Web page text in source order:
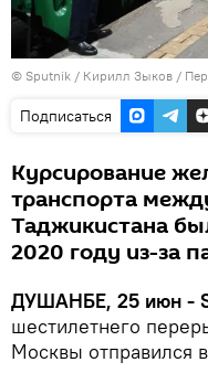
© Sputnik / Кирилл Зыков /
Подписаться
Курсирование
транспорта
Таджикистана
2020 году из-за
ДУШАНБЕ, 25 июн -
шестилетнего
Москвы отправился